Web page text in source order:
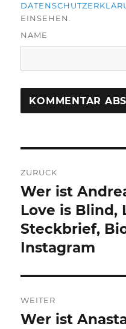
EINSEHEN.
NAME
ZURÜCK
Vorheriger
Beitrag:
Wer ist
Love is Blind,
Steckbrief,
Instagram
WEITER
Nächster
Wer ist